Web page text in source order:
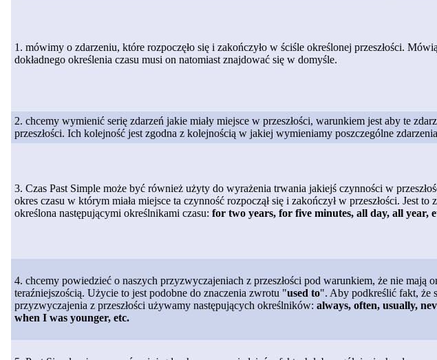
1. mówimy o zdarzeniu, które rozpoczęło się i zakończyło w ściśle określonej przeszłości.
dokładnego określenia czasu musi on natomiast znajdować się w domyśle.
2. chcemy wymienić serię zdarzeń jakie miały miejsce w przeszłości, warunkiem jest aby te
przeszłości. Ich kolejność jest zgodna z kolejnością w jakiej wymieniamy poszczególne
3. Czas Past Simple może być również użyty do wyrażenia trwania jakiejś czynności w
okres czasu w którym miała miejsce ta czynność rozpoczął się i zakończył w przeszłości. Jest to
określona następującymi określnikami czasu: for two years, for five minutes, all day, all year,
4. chcemy powiedzieć o naszych przyzwyczajeniach z przeszłości pod warunkiem, że nie mają
teraźniejszością. Użycie to jest podobne do znaczenia zwrotu "used to". Aby podkreślić fakt, że
przyzwyczajenia z przeszłości używamy następujących określników: always, often, usually,
when I was younger, etc.